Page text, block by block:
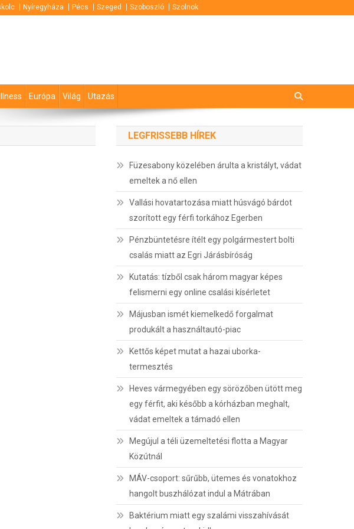
Nyíregyháza Pécs Szeged Szoboszló Szolnok
Európa Világ Utazás
LEGFRISSEBB HÍREK
Füzesabony közelében árulta a kristályt, vádat
emeltek a nő ellen
Vallási hovatartozása miatt húsvágó bárdot
szorított egy férfi torkához Egerben
Pénzbüntetésre ítélt egy polgármestert bolti
csalás miatt az Egri Járásbíróság
Kutatás: tízből csak három magyar képes
felismerni egy online csalási kísérletet
Májusban ismét kiemelkedő forgalmat
produkált a használtautó-piac
Kettős képet mutat a hazai uborka-
termesztés
Heves vármegyében egy sörözőben ütött meg
egy férfit, aki később a kórházban meghalt,
vádat emeltek a támadó ellen
Megújul a téli üzemeltetési flotta a Magyar
Közútnál
MÁV-csoport: sűrűbb, ütemes és vonatokhoz
hangolt buszhálózat indul a Mátrában
Baktérium miatt egy szalámi visszahívását